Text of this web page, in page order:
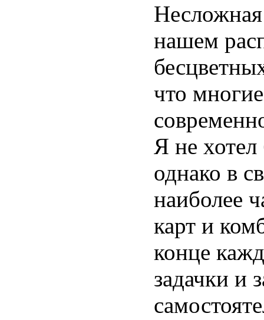
нашем
что
Я не хотел
однако в
наиболее
карт и
конце
задачки и